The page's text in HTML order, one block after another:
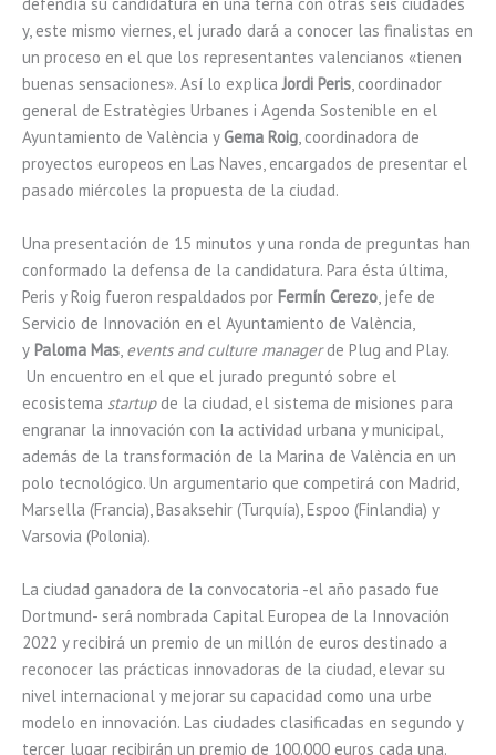
y, este mismo viernes, el jurado dará a conocer las finalistas en
un proceso en el que los representantes valencianos «tienen
buenas sensaciones». Así lo explica Jordi Peris , coordinador
general de Estratègies Urbanes i Agenda Sostenible en el
Ayuntamiento de València yGema Roig , coordinadora de
proyectos europeos en Las Naves, encargados de presentar el
pasado miércoles la propuesta de la ciudad.
Una presentación de 15 minutos y una ronda de preguntas han
conformado la defensa de la candidatura. Para ésta última,
Peris y Roig fueron respaldados por Fermín Cerezo , jefe de
Servicio de Innovación en el Ayuntamiento de València,
y Paloma Mas events and culture managerde Plug and Play.
Un encuentro en el que el jurado preguntó sobre el
ecosistema startupde la ciudad, el sistema de misiones para
engranar la innovación con la actividad urbana y municipal,
además de la transformación de la Marina de València en un
polo tecnológico. Un argumentario que competirá con Madrid,
Marsella (Francia), Basaksehir (Turquía), Espoo (Finlandia) y
Varsovia (Polonia).
La ciudad ganadora de la convocatoria -el año pasado fue
Dortmund- será nombrada Capital Europea de la Innovación
2022 y recibirá un premio de un millón de euros destinado a
reconocer las prácticas innovadoras de la ciudad, elevar su
nivel internacional y mejorar su capacidad como una urbe
modelo en innovación. Las ciudades clasificadas en segundo y
tercer lugar recibirán un premio de 100.000 euros cada una.